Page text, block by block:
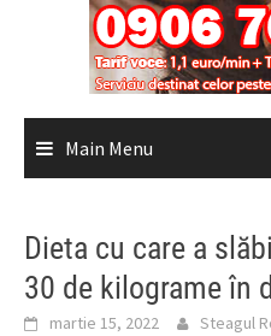
Main Menu
Dieta cu care a
30 de kilograme în
martie 15, 2022 Steagul